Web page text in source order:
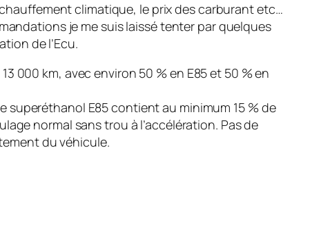
climatique, le prix des carburant etc…
je me suis laissé tenter par quelques
de l’Ecu.
000 km, avec environ 50 % en E85 et 50 % en
superéthanol E85 contient au mini­mum 15 % de
normal sans trou à l’accélération. Pas de
du véhicule.